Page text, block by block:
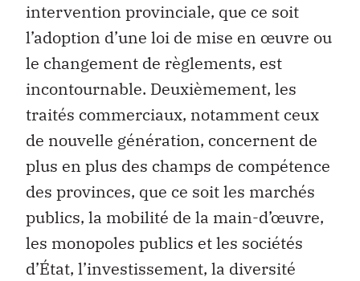
intervention provinciale, que ce soit
l’adoption d’une loi de mise en œuvre ou
le changement de règlements, est
incontournable. Deuxièmement, les
traités commerciaux, notamment ceux
de nouvelle génération, concernent de
plus en plus des champs de compétence
des provinces, que ce soit les marchés
publics, la mobilité de la main-d’œuvre,
les monopoles publics et les sociétés
d’État, l’investissement, la diversité